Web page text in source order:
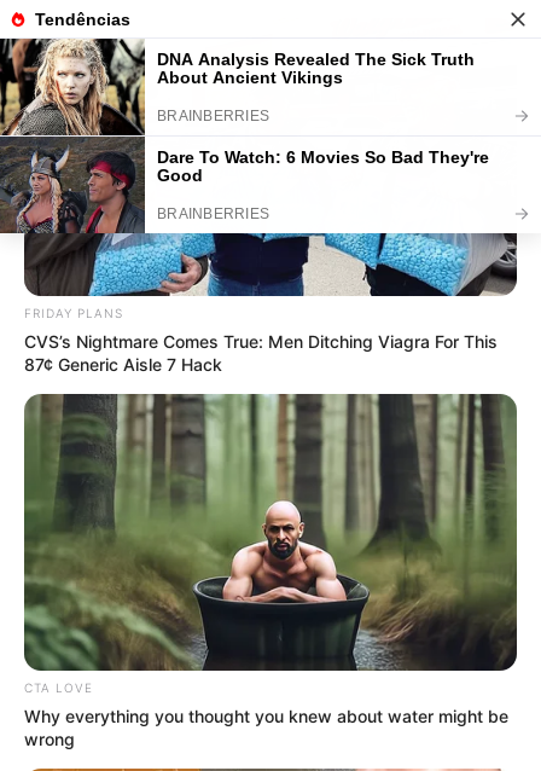
Sousplat Natalino em Crochê:
Passo a Passo Fácil para Decorar a
Mesa de Natal
FRIDAY PLANS
CVS’s Nightmare Comes True: Men Ditching Viagra For This
87¢ Generic Aisle 7 Hack
CTA LOVE
Why everything you thought you knew about water might be
wrong